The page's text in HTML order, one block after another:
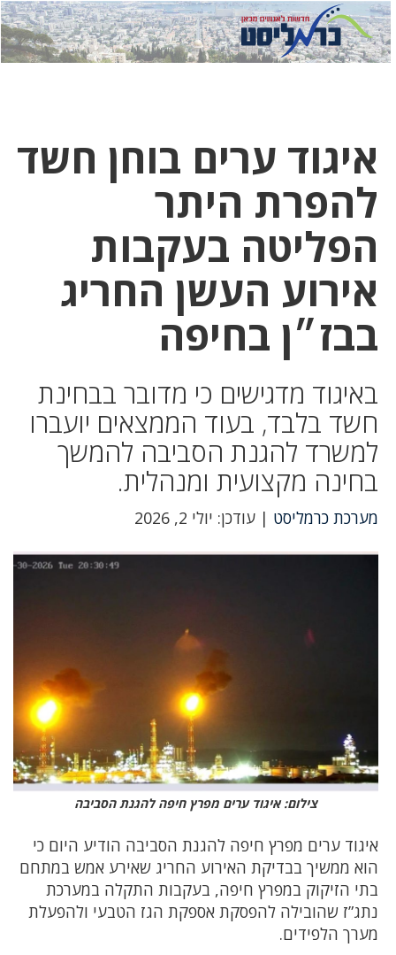
לחץ
כאן
לחץ
כדי
איגוד ערים בוחן חשד
להפרת היתר
הפליטה בעקבות
אירוע העשן החריג
בבז״ן בחיפה
באיגוד מדגישים כי מדובר בבחינת
חשד בלבד, בעוד הממצאים יועברו
למשרד להגנת הסביבה להמשך
בחינה מקצועית ומנהלית.
מערכת כרמליסט | עודכן: יולי 2, 2026
צילום: איגוד ערים מפרץ חיפה להגנת הסביבה
איגוד ערים מפרץ חיפה להגנת הסביבה הודיע היום כי
הוא ממשיך בבדיקת האירוע החריג שאירע אמש במתחם
בתי הזיקוק במפרץ חיפה, בעקבות התקלה במערכת
נתג”ז שהובילה להפסקת אספקת הגז הטבעי ולהפעלת
מערך הלפידים.